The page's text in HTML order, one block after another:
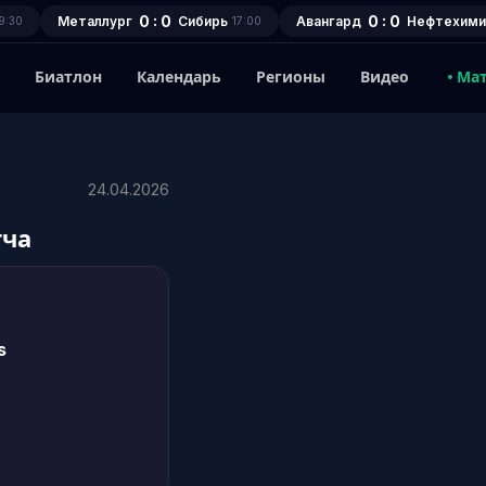
Металлург 0 : 0 Сибирь 17:00 Авангард 0 : 0
Биатлон Календарь Регионы Видео
24.04.2026